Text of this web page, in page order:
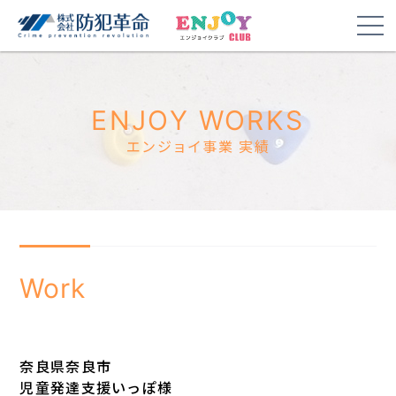
ENJOY WORKS
エンジョイ事業 実績
Work
奈良県奈良市
児童発達支援いっぽ様